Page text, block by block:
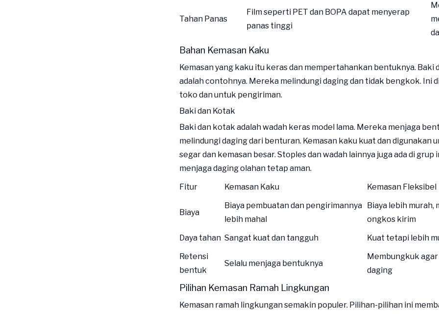
Tahan Panas
Film seperti PET dan BOPA dapat menyerap
panas tinggi
Bahan Kemasan Kaku
Kemasan yang kaku itu keras dan mempertahankan bentuknya. Baki
adalah contohnya. Mereka melindungi daging dan tidak bengkok. Ini
toko dan untuk pengiriman.
Baki dan Kotak
Baki dan kotak adalah wadah keras model lama. Mereka menjaga
melindungi daging dari benturan. Kemasan kaku kuat dan digunakan
segar dan kemasan besar. Stoples dan wadah lainnya juga ada di grup
menjaga daging olahan tetap aman.
Fitur
Kemasan Kaku Kemasan Fleksibel
Biaya
Biaya pembuatan dan pengirimannya
lebih mahal
Biaya lebih murah,
ongkos kirim
Daya tahan Sangat kuat dan tangguh
Kuat tetapi lebih
Retensi
bentuk
Selalu menjaga bentuknya
Membungkuk
daging
Pilihan Kemasan Ramah Lingkungan
Kemasan ramah lingkungan semakin populer. Pilihan-pilihan ini